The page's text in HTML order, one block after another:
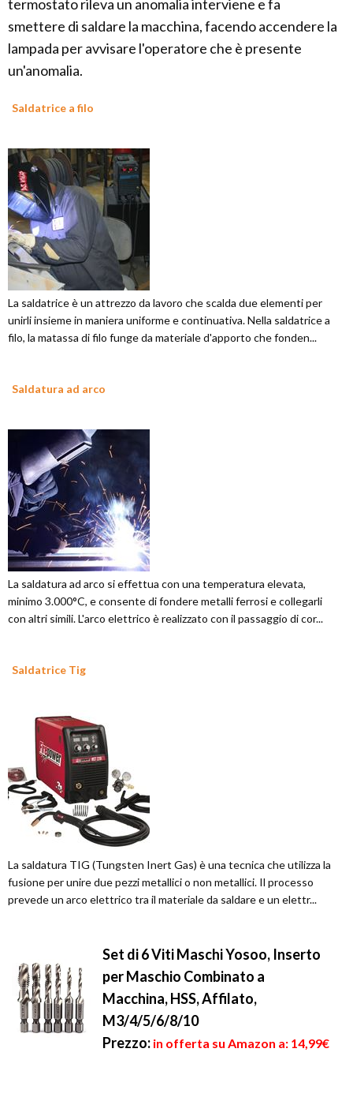
termostato rileva un anomalia interviene e fa
smettere di saldare la macchina, facendo accendere la
lampada per avvisare l'operatore che è presente
un'anomalia.
Saldatrice a filo
La saldatrice è un attrezzo da lavoro che scalda due elementi per
unirli insieme in maniera uniforme e continuativa. Nella saldatrice a
filo, la matassa di filo funge da materiale d'apporto che fonden...
Saldatura ad arco
La saldatura ad arco si effettua con una temperatura elevata,
minimo 3.000°C, e consente di fondere metalli ferrosi e collegarli
con altri simili. L'arco elettrico è realizzato con il passaggio di cor...
Saldatrice Tig
La saldatura TIG (Tungsten Inert Gas) è una tecnica che utilizza la
fusione per unire due pezzi metallici o non metallici. Il processo
prevede un arco elettrico tra il materiale da saldare e un elettr...
Set di 6 Viti Maschi Yosoo, Inserto
per Maschio Combinato a
Macchina, HSS, Affilato,
M3/4/5/6/8/10
Prezzo: in offerta su Amazon a: 14,99€